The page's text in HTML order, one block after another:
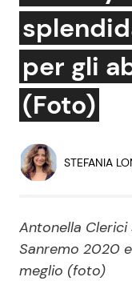
Attualità Italiana
Dal Mondo
Economia
Persone
per gli
(Foto)
STEFANIA
Antonella
Sanremo 2020
meglio (foto)